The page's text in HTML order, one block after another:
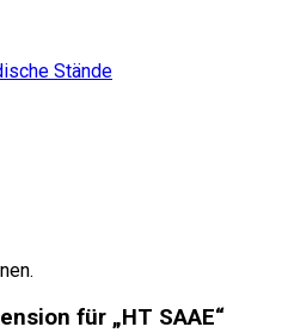
Stände
für „HT SAAE“